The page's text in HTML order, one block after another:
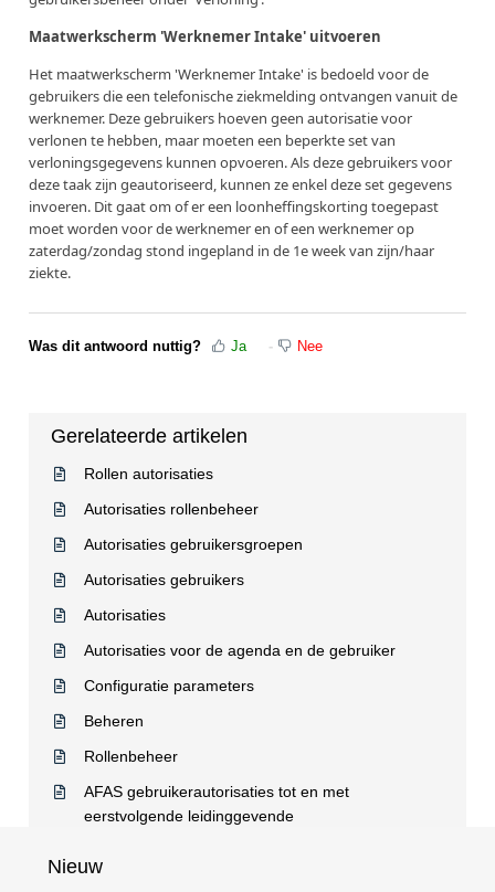
Maatwerkscherm 'Werknemer Intake' uitvoeren
Het maatwerkscherm 'Werknemer Intake' is bedoeld voor de
gebruikers die een telefonische ziekmelding ontvangen vanuit de
werknemer. Deze gebruikers hoeven geen autorisatie voor
verlonen te hebben, maar moeten een beperkte set van
verloningsgegevens kunnen opvoeren. Als deze gebruikers voor
deze taak zijn geautoriseerd, kunnen ze enkel deze set gegevens
invoeren. Dit gaat om of er een loonheffingskorting toegepast
moet worden voor de werknemer en of een werknemer op
zaterdag/zondag stond ingepland in de 1e week van zijn/haar
ziekte.
Was dit antwoord nuttig? Ja Nee
Gerelateerde artikelen
Rollen autorisaties
Autorisaties rollenbeheer
Autorisaties gebruikersgroepen
Autorisaties gebruikers
Autorisaties
Autorisaties voor de agenda en de gebruiker
Configuratie parameters
Beheren
Rollenbeheer
AFAS gebruikerautorisaties tot en met
eerstvolgende leidinggevende
Nieuw